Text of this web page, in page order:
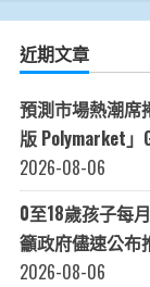
近期文章
預測市場熱潮席
版 Polymarket」
2026-08-06
0至18歲孩子每
籲政府儘速公
2026-08-06